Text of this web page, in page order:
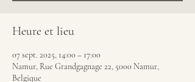
Heure et lieu
07 sept. 2025, 14:00 – 17:00
Namur, Rue Grandgagnage 22, 5000 Namur,
Belgique